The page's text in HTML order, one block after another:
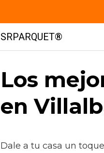
SRPARQUET®
Los
en
Dale a tu casa un